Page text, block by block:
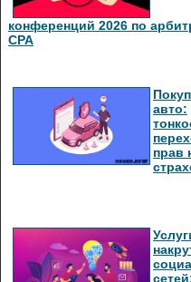
конференций 2026 по
СРА
авто:
прав